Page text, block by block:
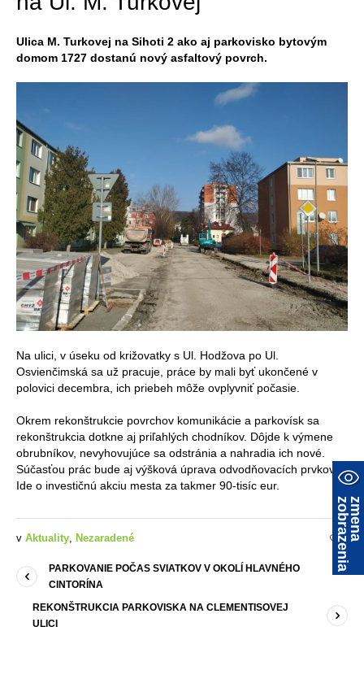
Ulica M. Turkovej na Sihoti 2 ako aj parkovisko bytovým
domom 1727 dostanú nový asfaltový povrch.
Na ulici, v úseku od križovatky s Ul. Hodžova po Ul.
Osvienčimská sa už pracuje, práce by mali byť ukončené v
polovici decembra, ich priebeh môže ovplyvniť počasie.
Okrem rekonštrukcie povrchov komunikácie a parkovísk sa
rekonštrukcia dotkne aj priľahlých chodníkov. Dôjde k výmene
obrubníkov, nevyhovujúce sa odstránia a nahradia ich nové.
Súčasťou prác bude aj výšková úprava odvodňovacích prvkov.
Ide o investičnú akciu mesta za takmer 90-tisíc eur.
0
v Aktuality, Nezaradené
PARKOVANIE POČAS SVIATKOV V OKOLÍ HLAVNÉHO
CINTORÍNA
REKONŠTRUKCIA PARKOVISKA NA CLEMENTISOVEJ
ULICI
z
m
e
n
a
z
o
b
r
a
z
e
n
i
a